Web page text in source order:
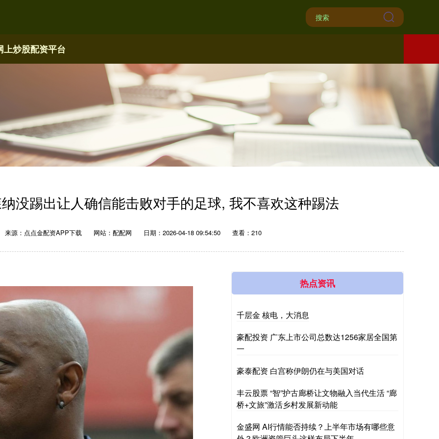
上炒股配资平台
没踢出让人确信能击败对手的足球, 我不喜欢这种踢法
来源：点点金配资APP下载 网站：配配网 日期：2026-04-18 09:54:50 查看：210
热点资讯
千层金 核电，大消息
豪配投资 广东上市公司总数达1256家居全国第
一
豪泰配资 白宫称伊朗仍在与美国对话
丰云股票 “智”护古廊桥让文物融入当代生活 “廊
桥+文旅”激活乡村发展新动能
金盛网 AI行情能否持续？上半年市场有哪些意